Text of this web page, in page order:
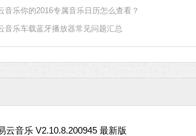
音乐你的2016专属音乐日历怎么查看？
音乐车载蓝牙播放器常见问题汇总
云音乐 V2.10.8.200945 最新版